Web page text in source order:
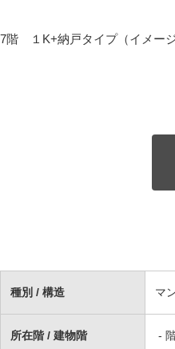
7階 １K+納戸タイプ（イメージ
種別 / 構造 マ
所在階 / 建物階 -